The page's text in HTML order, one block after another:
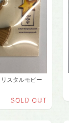
スタルモビー
SOLD OUT